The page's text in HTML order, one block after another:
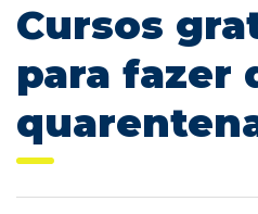
Cursos
para fazer